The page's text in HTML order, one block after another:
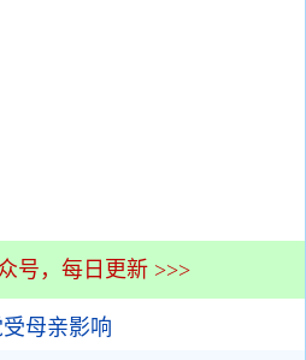
号，每日更新 >>>
母亲影响